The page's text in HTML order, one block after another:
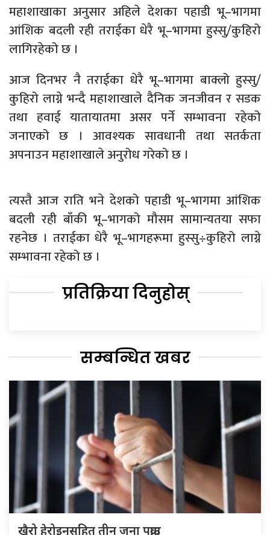
महाशाखाका अनुसार अहिले देशका पहाडी भू–भागमा
आंशिक बदली रही तराईका धेरै भू–भागमा हुस्सु/कुहिरो
लागिरहेको छ ।
आज दिनभर नै तराईका धेरै भू–भागमा बाक्लो हुस्सु/
कुहिरो लाग्ने भन्दै महाशाखाले दैनिक जनजीवन र सडक
तथा हवाई यातायातमा असर पर्ने सम्भावना रहेको
जनाएको छ । आवश्यक सावधानी तथा सतर्कता
अपनाउन महाशाखाले अनुरोध गरेको छ ।
त्यस्तै आज राति भने देशको पहाडी भू–भागमा आंशिक
बदली रही बाँकी भू–भागको मौसम सामान्यतया सफा
रहनेछ । तराईका धेरै भू–भागहरूमा हुस्सु÷कुहिरो लाग्ने
सम्भावना रहेको छ ।
प्रतिक्रिया दिनुहोस्
सम्बन्धित खबर
खैरो हेरोइनसहित तीन जना पक्राउ